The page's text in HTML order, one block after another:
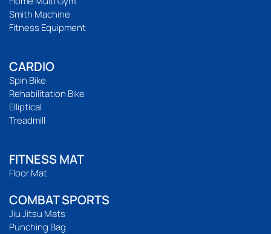
Smith Machine
Fitness Equipment
CARDIO
Spin Bike
Rehabilitation Bike
Elliptical
Treadmill
FITNESS MAT
Floor Mat
COMBAT SPORTS
Jiu Jitsu Mats
Punching Bag